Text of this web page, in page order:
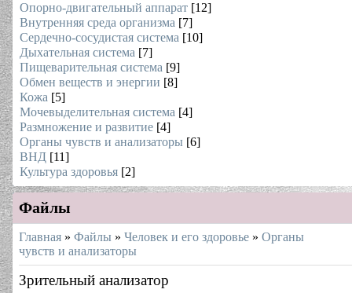
Опорно-двигательный аппарат [12]
Внутренняя среда организма [7]
Сердечно-сосудистая система [10]
Дыхательная система [7]
Пищеварительная система [9]
Обмен веществ и энергии [8]
Кожа [5]
Мочевыделительная система [4]
Размножение и развитие [4]
Органы чувств и анализаторы [6]
ВНД [11]
Культура здоровья [2]
Файлы
Главная » Файлы » Человек и его здоровье » Органы
чувств и анализаторы
Зрительный анализатор